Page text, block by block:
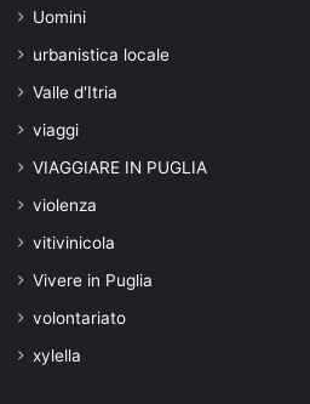
Uomini
urbanistica locale
Valle d'Itria
viaggi
VIAGGIARE IN PUGLIA
violenza
vitivinicola
Vivere in Puglia
volontariato
xylella